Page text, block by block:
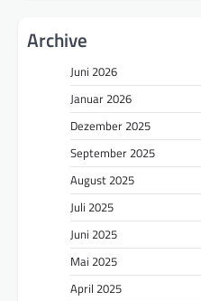
Archive
Juni 2026
Januar 2026
Dezember 2025
September 2025
August 2025
Juli 2025
Juni 2025
Mai 2025
April 2025